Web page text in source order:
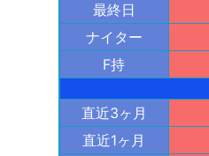
最終日
ナイター
F持
直近3ヶ月
直近1ヶ月